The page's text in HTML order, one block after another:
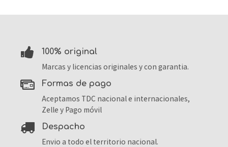
100% original
Marcas y licencias originales y con garantia.
formas de pago
Aceptamos TDC nacional e internacionales,
Zelle y Pago móvil
despacho
Envio a todo el territorio nacional.